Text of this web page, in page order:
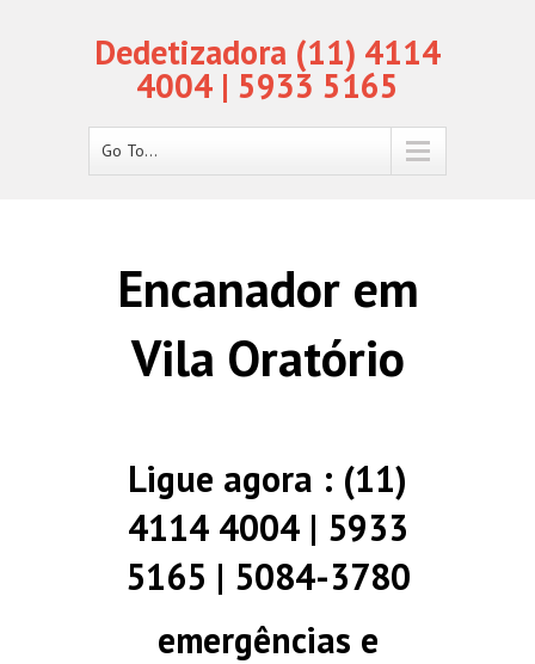
Dedetizadora (11) 4114
4004 | 5933 5165
Go To...
Encanador em
Vila Oratório
Ligue agora : (11)
4114 4004 | 5933
5165 | 5084-3780
emergências e